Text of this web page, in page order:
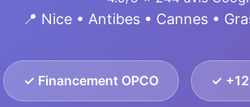
📍 Nice • Antibes • Cannes •
✓ Financement OPCO ✓